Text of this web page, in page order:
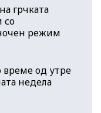
грчката
со
режим
време од утре
недела